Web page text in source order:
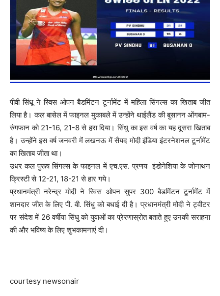
पीवी सिंधू ने स्विस ओपन बैडमिंटन टूर्नामेंट में महिला सिंगल्स का खिताब जीत
लिया है। कल बासेल में फाइनल मुकाबले में उन्होंने थाईलैंड की बुसानन ओंगबाम-
रुंगफान को 21-16, 21-8 से हरा दिया। सिंधु का इस वर्ष का यह दूसरा खिताब
है। उन्होंने इस वर्ष जनवरी में लखनऊ में सैयद मोदी इंडिया इंटरनेशनल टूर्नामेंट
का खिताब जीता था।
उधर कल पुरूष सिंगल्स के फाइनल में एच.एस. प्रणय इंडोनेशिया के जोनाथन
क्रिस्टी से 12-21, 18-21 से हार गये।
प्रधानमंत्री नरेन्‍द्र मोदी ने स्विस ओपन सुपर 300 बैडमिंटन टूर्नामेंट में
शानदार जीत के लिए पी. वी. सिंधु को बधाई दी है। प्रधानमंत्री मोदी ने ट्वीटर
पर संदेश में 26 वर्षीया सिंधु को युवाओं का प्रेरणास्रोत बताते हुए उनकी सराहना
की और भविष्‍य के लिए शुभकामनाएं दी।
courtesy newsonair